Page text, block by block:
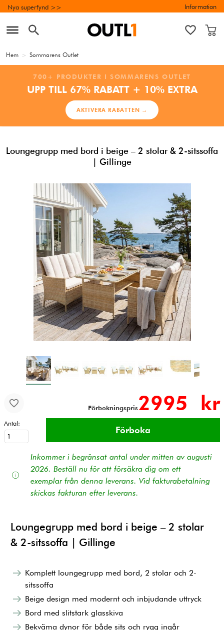
Nya superfynd >> Information
Hem > Sommarens Outlet
700+ PRODUKTER I SOMMARENS OUTLET
UPP TILL 67% RABATT + 10% EXTRA
AKTIVERA RABATTEN →
Loungegrupp med bord i beige – 2 stolar & 2-sitssoffa
| Gillinge
Förbokningspris2995 kr
Antal:
Inkommer i begränsat antal under mitten av augusti
2026. Beställ nu för att försäkra dig om ett
exemplar från denna leverans. Vid fakturabetalning
skickas fakturan efter leverans.
Loungegrupp med bord i beige – 2 stolar
& 2-sitssoffa | Gillinge
Komplett loungegrupp med bord, 2 stolar och 2-
sitssoffa
Beige design med modernt och inbjudande uttryck
Bord med slitstark glasskiva
Bekväma dynor för både sits och rygg ingår